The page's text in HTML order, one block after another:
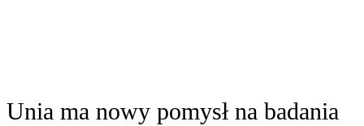
Unia ma nowy pomysł na badania